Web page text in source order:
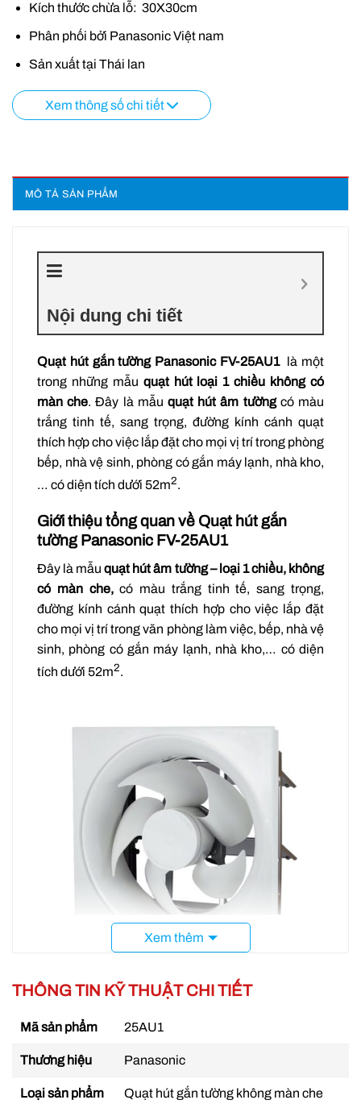
Kích thước chừa lỗ: 30X30cm
Phân phối bởi Panasonic Việt nam
Sản xuất tại Thái lan
Xem thông số chi tiết
MÔ TẢ SẢN PHẨM
Nội dung chi tiết
Quạt hút gắn tường Panasonic FV-25AU1 là một
trong những mẫu quạt hút loại 1 chiều không có
màn che. Đây là mẫuquạt hút âm tườngcó màu
trắng tinh tế, sang trọng, đường kính cánh quạt
thích hợp cho việc lắp đặt cho mọi vị trí trong phòng
bếp, nhà vệ sinh, phòng có gắn máy lạnh, nhà kho,
… có diện tích dưới 52m2.
Giới thiệu tổng quan về Quạt hút gắn
tường Panasonic FV-25AU1
Đây là mẫuquạt hút âm tường– loại 1 chiều, không
có màn che,có màu trắng tinh tế, sang trọng,
đường kính cánh quạt thích hợp cho việc lắp đặt
cho mọi vị trí trong văn phòng làm việc, bếp, nhà vệ
sinh, phòng có gắn máy lạnh, nhà kho,… có diện
tích dưới 52m2.
Quạt hút gắn tường Panasonic FV-25AU1
cấp, bền bỉ với thời gian, không dễ dàng bị gãy như
Xem thêm
THÔNG TIN KỸ THUẬT CHI TIẾT
Mã sản phẩm 25AU1
Thương hiệu Panasonic
Loại sản phẩm Quạt hút gắn tường không màn che